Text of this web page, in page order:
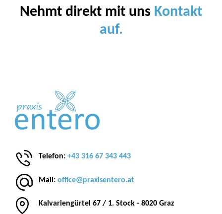
Nehmt direkt mit uns Kontakt
auf.
Telefon: +43 316 67 343 443
Mail: office@praxisentero.at
Kalvariengürtel 67 / 1. Stock - 8020 Graz